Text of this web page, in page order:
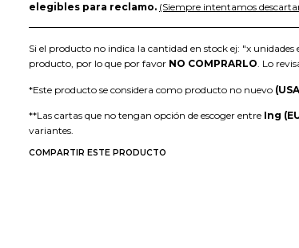
elegibles para reclamo. (Siempre intentamos
Si el producto no indica la cantidad en stock ej: "x
producto, por lo que por favor NO COMPRARLO. Lo
*Este producto se considera como producto no nuevo
**Las cartas que no tengan opción de escoger entre Ing
variantes.
COMPARTIR ESTE PRODUCTO